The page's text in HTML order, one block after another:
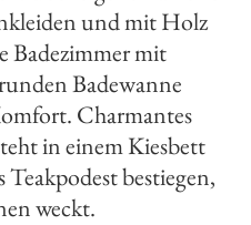
und mit Holz
Badezimmer mit
Badewanne
Charmantes
in einem Kiesbett
bestiegen,
weckt.